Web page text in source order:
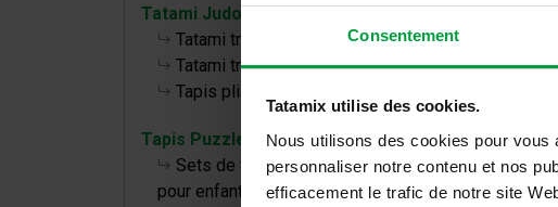
Consentement
Tatamix utilise des cookies.
Nous utilisons des cookies pour
personnaliser notre contenu et nos
efficacement le trafic de notre site
Tatami Judo
Tatami traditionnel TL 40 50
Tatami traditionnel TT 40 50
Tapis pliables
Tapis Puzzle bébé
Sets de tapis de puzzle
pour enfants
Tatami
Densité
33,33